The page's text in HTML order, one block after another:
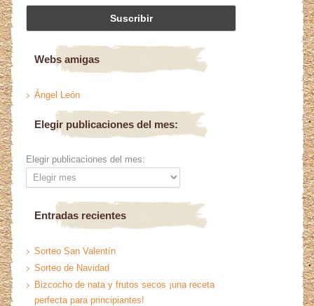
Webs amigas
Ángel León
Elegir publicaciones del mes:
Elegir publicaciones del mes:
Entradas recientes
Sorteo San Valentín
Sorteo de Navidad
Bizcocho de nata y frutos secos ¡una receta
perfecta para principiantes!